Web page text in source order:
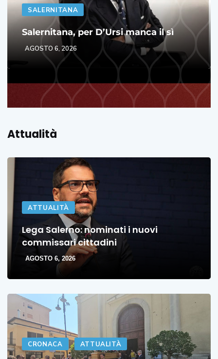
SALERNITANA
Salernitana, per D’Ursi manca il sì
AGOSTO 6, 2026
Attualità
ATTUALITÀ
Lega Salerno: nominati i nuovi
commissari cittadini
AGOSTO 6, 2026
CRONACA ATTUALITÀ